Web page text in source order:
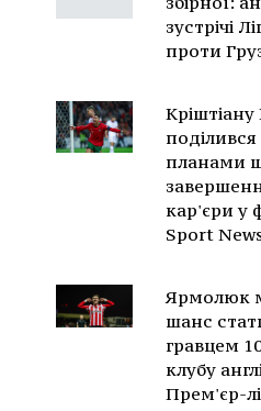
зустрічі
проти
планами
кар'єри у
Sport
Ярмолюк
шанс
гравцем
клубу
Прем'єр-